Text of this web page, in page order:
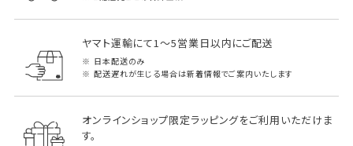
ヤマト運輸にて1～5営業日以内にご配送
日本配送のみ
配送遅れが生じる場合は新着情報でご案内いたします
オンラインショップ限定ラッピングをご利用いただけま
す。